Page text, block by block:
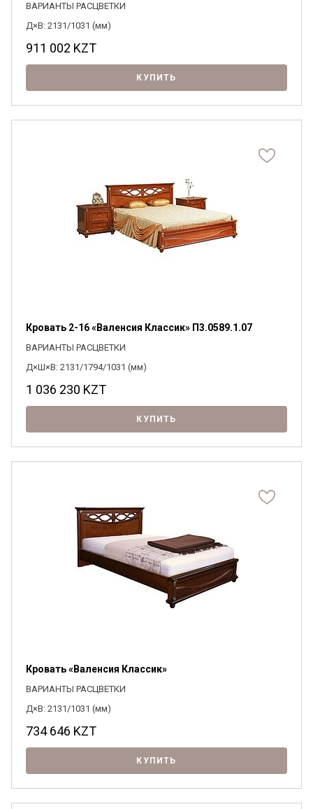
ВАРИАНТЫ РАСЦВЕТКИ
Д×В: 2131/1031 (мм)
911 002 KZT
КУПИТЬ
Кровать 2-16 «Валенсия Классик» П3.0589.1.07
ВАРИАНТЫ РАСЦВЕТКИ
Д×Ш×В: 2131/1794/1031 (мм)
1 036 230 KZT
КУПИТЬ
Кровать «Валенсия Классик»
ВАРИАНТЫ РАСЦВЕТКИ
Д×В: 2131/1031 (мм)
734 646 KZT
КУПИТЬ